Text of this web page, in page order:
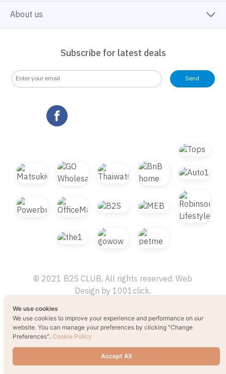
About us
Subscribe for latest deals
Send
© 2021 B2S CLUB, All rights reserved. Web
We use cookies
We use cookies to improve your experience and performance on our
website. You can manage your preferences by clicking "Change
Preferences". Cookie Policy
Accept All